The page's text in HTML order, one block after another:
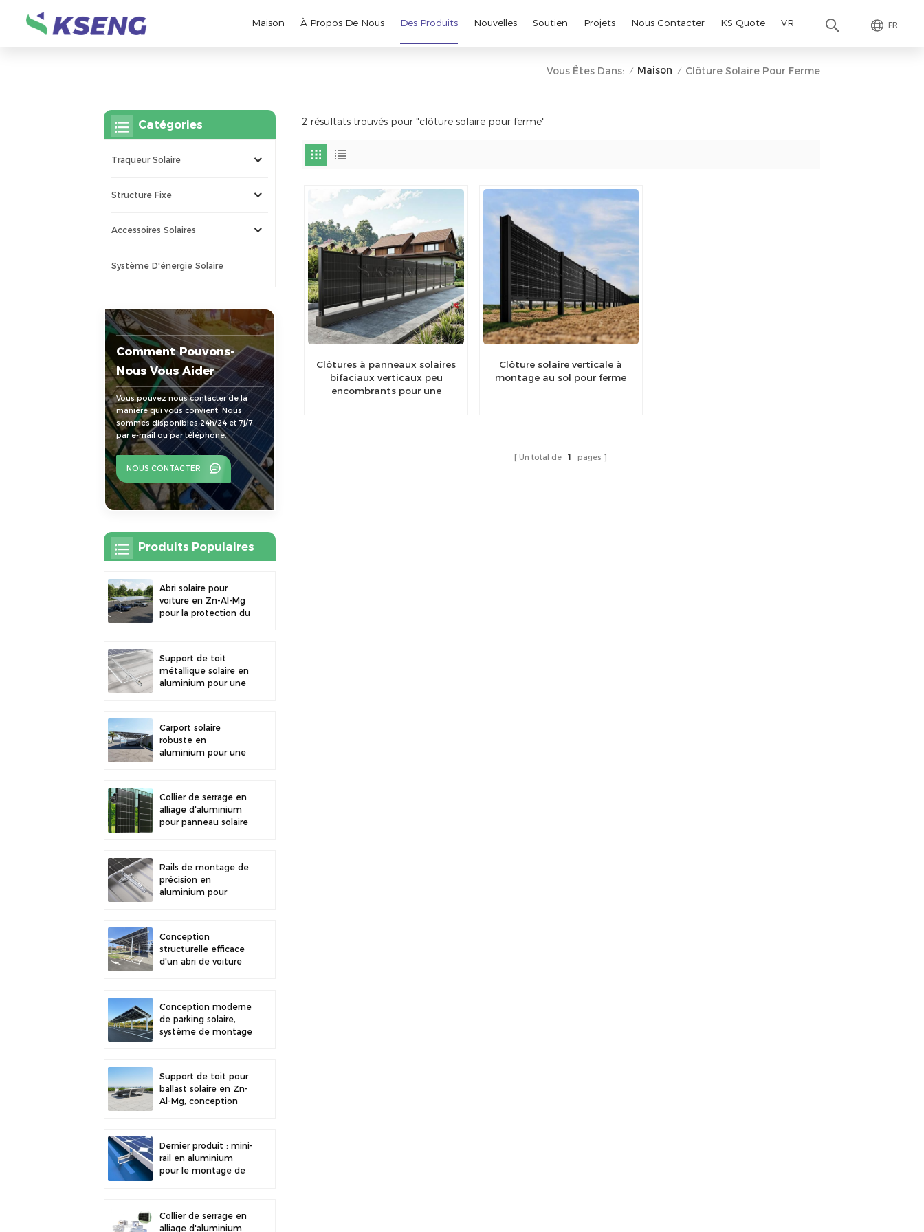
FR
Maison À Propos De Nous Des Produits Nouvelles Soutien Projets Nous Contacter KS Quote VR
Vous Êtes Dans: / Maison / Clôture Solaire Pour Ferme
2 résultats trouvés pour "clôture solaire pour ferme"
Clôtures à panneaux solaires
bifaciaux verticaux peu
encombrants pour une
Clôture solaire verticale à
montage au sol pour ferme
Un total de 1 pages
Catégories
Traqueur Solaire
Structure Fixe
Accessoires Solaires
Système D'énergie Solaire
Comment Pouvons-
Nous Vous Aider
Vous pouvez nous contacter de la
manière qui vous convient. Nous
sommes disponibles 24h/24 et 7j/7
par e-mail ou par téléphone.
NOUS CONTACTER
Produits Populaires
Abri solaire pour
voiture en Zn-Al-Mg
pour la protection du
solaire
Support de toit
métallique solaire en
aluminium pour une
panneaux
Carport solaire
robuste en
aluminium pour une
du véhicule
Collier de serrage en
alliage d'aluminium
pour panneau solaire
Rails de montage de
précision en
aluminium pour
Conception
structurelle efficace
d'un abri de voiture
accrue
Conception moderne
de parking solaire,
système de montage
résistance
Support de toit pour
ballast solaire en Zn-
Al-Mg, conception
Dernier produit : mini-
rail en aluminium
pour le montage de
Collier de serrage en
alliage d'aluminium